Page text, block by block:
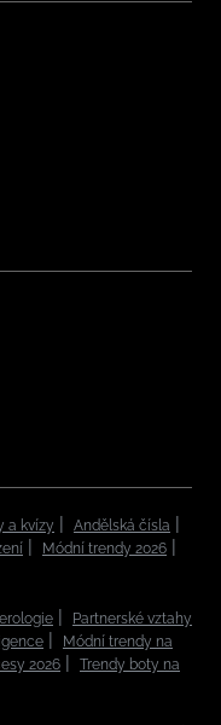
a kvízy
Andělská čísla
Módní trendy 2026
Partnerské vztahy
Módní trendy na
2026
Trendy boty na